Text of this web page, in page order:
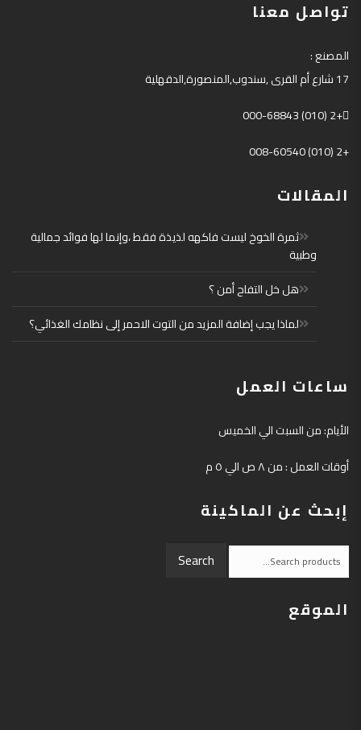
تواصل معنا
المصنع:
17شارع أم القرى,سندوب,المنصورة,الدقهلية
+2 (010) 000-68843
+2 (010) 008-60540
المقالات
ثمرة الخوخ ليست فاكهه لذيذة فقط ،وإنما لها فوائد جمالية
وطبية
هل خل التفاح أمن ؟
لماذا يجب إضافة المزيد من التوت الاحمر إلى نظامك الغذائي؟
ساعات العمل
الأيام: من السبت الي الخميس
أوقات العمل : من ٨ ص الي ٥ م
إبحث عن الماكينة
Search
for:
Search
الموقع